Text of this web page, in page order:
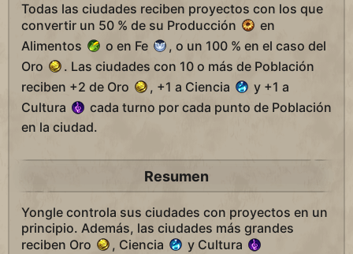
Todas las ciudades reciben proyectos con los que
convertir un 50 % de su Producción
en
Alimentos
o en Fe
, o un 100 % en el caso del
Oro
. Las ciudades con 10 o más de Población
reciben +2 de Oro
, +1 a Ciencia
y +1 a
Cultura
cada turno por cada punto de Población
en la ciudad.
Resumen
Yongle controla sus ciudades con proyectos en un
principio. Además, las ciudades más grandes
reciben Oro
, Ciencia
y Cultura